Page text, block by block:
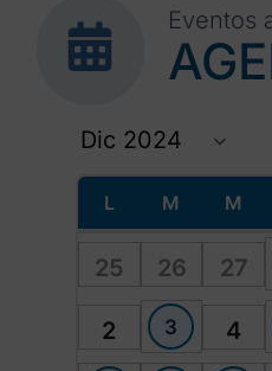
Eventos
L M M
25 26 27
2 3 4